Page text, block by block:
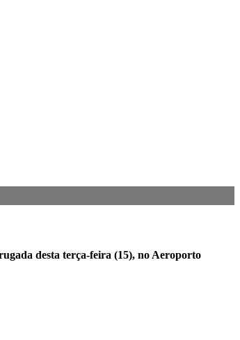
desta terça-feira (15), no Aeroporto